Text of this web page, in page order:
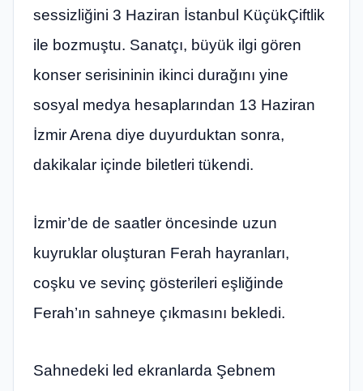
sessizliğini 3 Haziran İstanbul KüçükÇiftlik
ile bozmuştu. Sanatçı, büyük ilgi gören
konser serisininin ikinci durağını yine
sosyal medya hesaplarından 13 Haziran
İzmir Arena diye duyurduktan sonra,
dakikalar içinde biletleri tükendi.
İzmir’de de saatler öncesinde uzun
kuyruklar oluşturan Ferah hayranları,
coşku ve sevinç gösterileri eşliğinde
Ferah’ın sahneye çıkmasını bekledi.
Sahnedeki led ekranlarda Şebnem